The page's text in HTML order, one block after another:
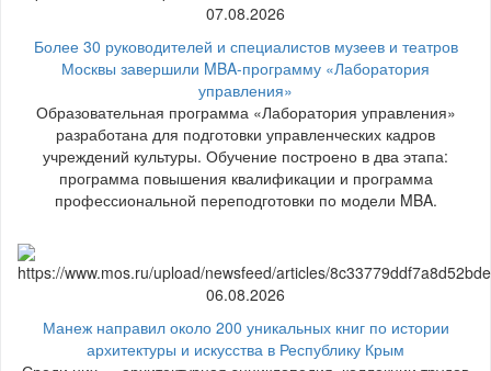
07.08.2026
Более 30 руководителей и специалистов музеев и театров
Москвы завершили MBA-программу «Лаборатория
управления»
Образовательная программа «Лаборатория управления»
разработана для подготовки управленческих кадров
учреждений культуры. Обучение построено в два этапа:
программа повышения квалификации и программа
профессиональной переподготовки по модели MBA.
06.08.2026
Манеж направил около 200 уникальных книг по истории
архитектуры и искусства в Республику Крым